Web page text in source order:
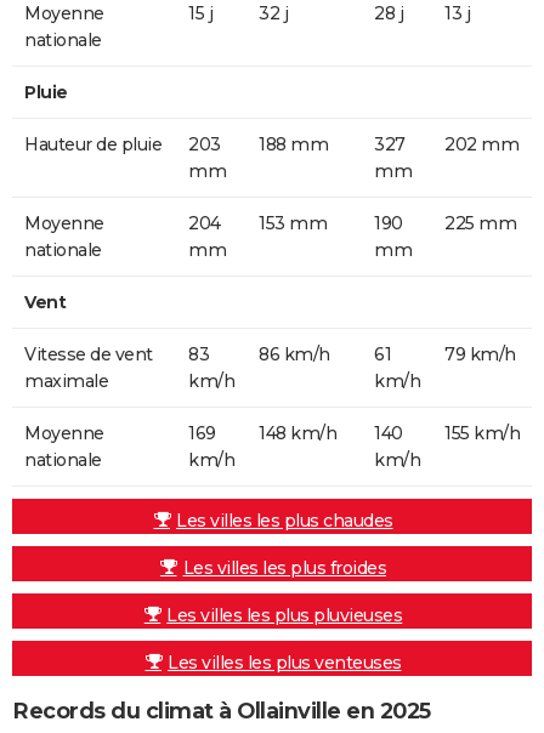
Moyenne
nationale
15 j 32 j 28 j 13 j
Pluie
Hauteur de pluie
203
mm
188 mm
327
mm
202 mm
Moyenne
nationale
204
mm
153 mm
190
mm
225 mm
Vent
Vitesse de vent
maximale
83
km/h
86 km/h
61
km/h
79 km/h
Moyenne
nationale
169
km/h
148 km/h
140
km/h
155 km/h
Les villes les plus chaudes
Les villes les plus froides
Les villes les plus pluvieuses
Les villes les plus venteuses
Records du climat à Ollainville en 2025